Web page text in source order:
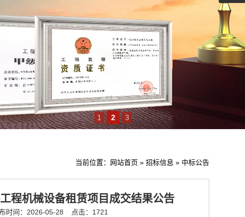
1 2 3
当前位置： 网站首页 » 招标信息 » 中标公告
程机械设备租赁项目成交结果公告
时间：2026-05-28
点击：1721